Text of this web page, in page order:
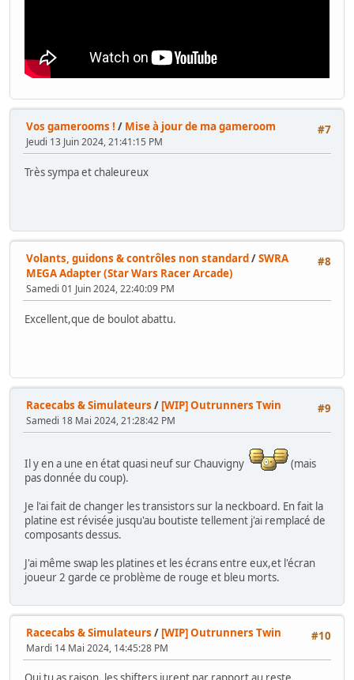
#7
Vos gamerooms ! / Mise à jour de ma gameroom
Jeudi 13 Juin 2024, 21:41:15 PM
Très sympa et chaleureux
#8
Volants, guidons & contrôles non standard /SWRA
MEGA Adapter (Star Wars Racer Arcade)
Samedi 01 Juin 2024, 22:40:09 PM
Excellent,que de boulot abattu.
#9
Racecabs & Simulateurs / [WIP] Outrunners Twin
Samedi 18 Mai 2024, 21:28:42 PM
Il y en a une en état quasi neuf sur Chauvigny
(mais
pas donnée du coup).
Je l'ai fait de changer les transistors sur la neckboard. En fait la
platine est révisée jusqu'au boutiste tellement j'ai remplacé de
composants dessus.
J'ai même swap les platines et les écrans entre eux,et l'écran
joueur 2 garde ce problème de rouge et bleu morts.
#10
Racecabs & Simulateurs / [WIP] Outrunners Twin
Mardi 14 Mai 2024, 14:45:28 PM